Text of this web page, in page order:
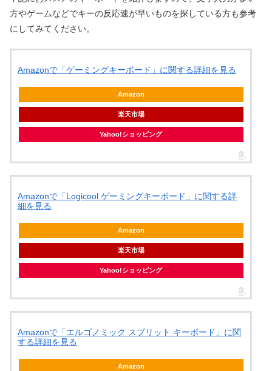
方やゲームなどでキーの反応速が早いものを探している方も参考
にしてみてください。
Amazonで「ゲーミングキーボード」に関する詳細を見る
Amazon
楽天市場
Yahoo!ショッピング
Amazonで「Logicool ゲーミングキーボード」に関する詳
細を見る
Amazon
楽天市場
Yahoo!ショッピング
Amazonで「エルゴノミック スプリット キーボード」に関
する詳細を見る
Amazon